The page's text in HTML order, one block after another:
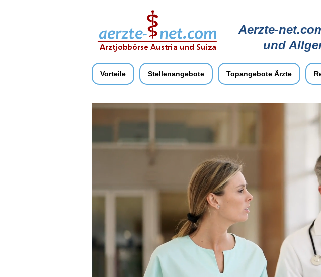
Aerzte-
und
Vorteile Stellenangebote Topangebote Ärzte